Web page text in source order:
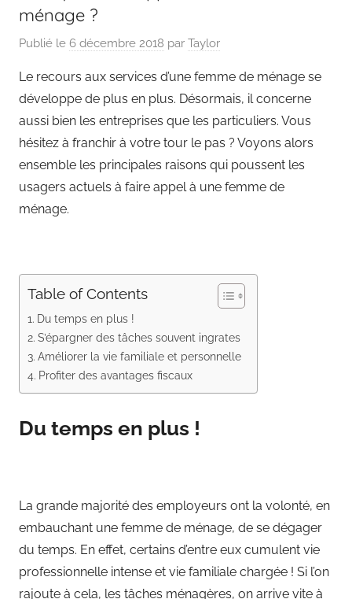
ménage ?
Publié le 6 décembre 2018 par Taylor
Le recours aux services d’une femme de ménage se
développe de plus en plus. Désormais, il concerne
aussi bien les entreprises que les particuliers. Vous
hésitez à franchir à votre tour le pas ? Voyons alors
ensemble les principales raisons qui poussent les
usagers actuels à faire appel à une femme de
ménage.
Table of Contents
Du temps en plus !
S’épargner des tâches souvent ingrates
Améliorer la vie familiale et personnelle
Profiter des avantages fiscaux
Du temps en plus !
La grande majorité des employeurs ont la volonté, en
embauchant une femme de ménage, de se dégager
du temps. En effet, certains d’entre eux cumulent vie
professionnelle intense et vie familiale chargée ! Si l’on
rajoute à cela, les tâches ménagères, on arrive vite à